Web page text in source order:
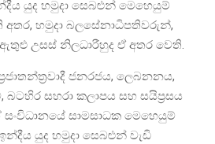
යුද හමුදා සෙබළුන් මෙහෙයුම්
හමුදා බලසේනාධිපතිවරුන්,
උසස් නිලධාරීහුද ඒ අතර වෙති.
ජනරජය, ලෙබනනය,
සහරා කලාපය සහ සයිප්‍රසය
සාමසාධක මෙහෙයුම්
යුද හමුදා සෙබළුන් වැඩි